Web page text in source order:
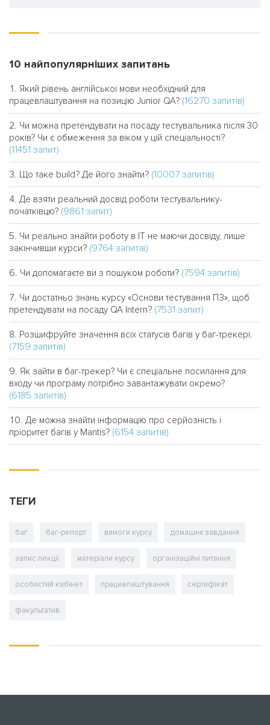
10 найпопулярніших запитань
Який рівень англійської мови необхідний для
працевлаштування на позицію Junior QA? (16270 запитів)
Чи можна претендувати на посаду тестувальника після 30
років? Чи є обмеження за віком у цій спеціальності?
(11451 запит)
Що таке build? Де його знайти? (10007 запитів)
Де взяти реальний досвід роботи тестувальнику-
початківцю? (9861 запит)
Чи реально знайти роботу в IT не маючи досвіду, лише
закінчивши курси? (9764 запитів)
Чи допомагаєте ви з пошуком роботи? (7594 запитів)
Чи достатньо знань курсу «Основи тестування ПЗ», щоб
претендувати на посаду QA Intern? (7531 запит)
Розшифруйте значення всіх статусів багів у баг-трекері.
(7159 запитів)
Як зайти в баг-трекер? Чи є спеціальне посилання для
входу чи програму потрібно завантажувати окремо?
(6185 запитів)
Де можна знайти інформацію про серйозність і
пріоритет багів у Mantis? (6154 запитів)
ТЕГИ
баг баг-репорт вимоги курсу домашнє завдання
запис лекції матеріали курсу організаційні питання
особистий кабінет працевлаштування сертифікат
факультатив